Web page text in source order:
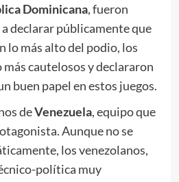
Dominicana, fueron
declarar públicamente que
lo más alto del podio, los
cautelosos y declararon
buen papel en estos juegos.
deVenezuela, equipo que
Aunque no se
los venezolanos,
política muy